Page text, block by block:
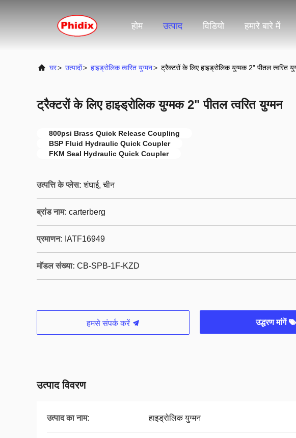
होम उत्पाद विडियो हमारे बारे में
घर> उत्पादों> हाइड्रोलिक त्वरित युग्मन> ट्रैक्टरों के लिए हाइड्रोलिक युग्मक 2" पीतल त्वरित
ट्रैक्टरों के लिए हाइड्रोलिक युग्मक 2" पीतल त्वरित युग्मन
800psi Brass Quick Release Coupling
BSP Fluid Hydraulic Quick Coupler
FKM Seal Hydraulic Quick Coupler
उत्पत्ति के प्लेस: शंघाई, चीन
ब्रांड नाम: carterberg
प्रमाणन: IATF16949
मॉडल संख्या: CB-SPB-1F-KZD
हमसे संपर्क करें उद्धरण मांगें
उत्पाद विवरण
उत्पाद का नाम: हाइड्रोलिक युग्मन